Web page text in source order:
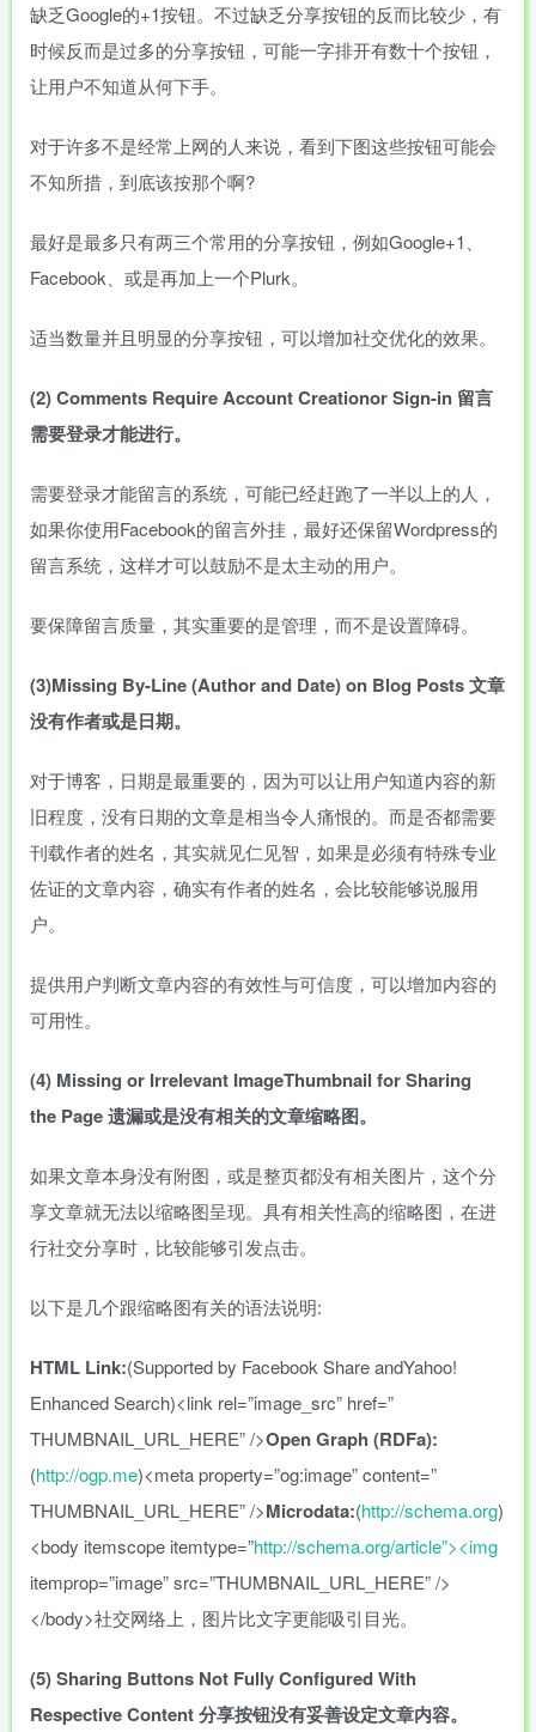
缺乏Google的+1按钮。不过缺乏分享按钮的反而比较少，有
时候反而是过多的分享按钮，可能一字排开有数十个按钮，
让用户不知道从何下手。
对于许多不是经常上网的人来说，看到下图这些按钮可能会
不知所措，到底该按那个啊?
最好是最多只有两三个常用的分享按钮，例如Google+1、
Facebook、或是再加上一个Plurk。
适当数量并且明显的分享按钮，可以增加社交优化的效果。
(2)Comments RequireAccountCreationorSign-in 留言
需要登录才能进行。
需要登录才能留言的系统，可能已经赶跑了一半以上的人，
如果你使用Facebook的留言外挂，最好还保留Wordpress的
留言系统，这样才可以鼓励不是太主动的用户。
要保障留言质量，其实重要的是管理，而不是设置障碍。
(3)Missing By-Line(Authorand Date)on Blog Posts文章
没有作者或是日期。
对于博客，日期是最重要的，因为可以让用户知道内容的新
旧程度，没有日期的文章是相当令人痛恨的。而是否都需要
刊载作者的姓名，其实就见仁见智，如果是必须有特殊专业
佐证的文章内容，确实有作者的姓名，会比较能够说服用
户。
提供用户判断文章内容的有效性与可信度，可以增加内容的
可用性。
(4) Missing or Irrelevant ImageThumbnail forSharing
the Page遗漏或是没有相关的文章缩略图。
如果文章本身没有附图，或是整页都没有相关图片，这个分
享文章就无法以缩略图呈现。具有相关性高的缩略图，在进
行社交分享时，比较能够引发点击。
以下是几个跟缩略图有关的语法说明:
HTML Link:(Supportedby Facebook ShareandYahoo!
EnhancedSearch)<link rel=”image_src” href=”
THUMBNAIL_URL_HERE”/>OpenGraph (RDFa):
(http://ogp.me)<metaproperty=”og:image”content=”
THUMBNAIL_URL_HERE”/>Microdata:(http://schema.org)
<body itemscope itemtype=”http://schema.org/article”><img
itemprop=”image”src=”THUMBNAIL_URL_HERE”/>
</body>社交网络上，图片比文字更能吸引目光。
(5)Sharing Buttons Not FullyConfiguredWith
RespectiveContent分享按钮没有妥善设定文章内容。